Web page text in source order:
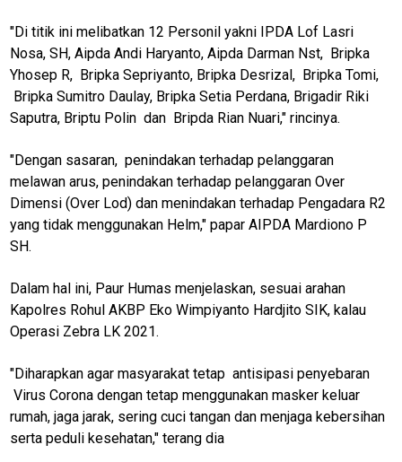
"Di titik ini melibatkan 12 Personil yakni IPDA Lof Lasri
Nosa, SH, Aipda Andi Haryanto, Aipda Darman Nst, Bripka
Yhosep R, Bripka Sepriyanto, Bripka Desrizal, Bripka Tomi,
Bripka Sumitro Daulay, Bripka Setia Perdana, Brigadir Riki
Saputra, Briptu Polin dan Bripda Rian Nuari," rincinya.
"Dengan sasaran, penindakan terhadap pelanggaran
melawan arus, penindakan terhadap pelanggaran Over
Dimensi (Over Lod) dan menindakan terhadap Pengadara R2
yang tidak menggunakan Helm," papar AIPDA Mardiono P
SH.
Dalam hal ini, Paur Humas menjelaskan, sesuai arahan
Kapolres Rohul AKBP Eko Wimpiyanto Hardjito SIK, kalau
Operasi Zebra LK 2021.
"Diharapkan agar masyarakat tetap antisipasi penyebaran
Virus Corona dengan tetap menggunakan masker keluar
rumah, jaga jarak, sering cuci tangan dan menjaga kebersihan
serta peduli kesehatan," terang dia
N